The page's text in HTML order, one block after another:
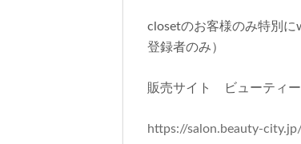
closetのお客様のみ特別に
登録者のみ）
販売サイト ビューティー
https://salon.beauty-